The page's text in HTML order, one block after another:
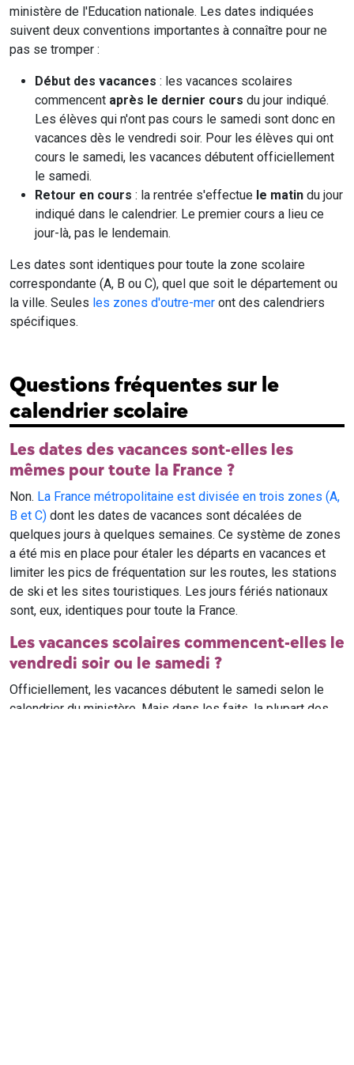
ministère de l'Education nationale. Les dates indiquées
suivent deux conventions importantes à connaître pour ne
pas se tromper :
Début des vacances : les vacances scolaires
commencent après le dernier cours du jour indiqué.
Les élèves qui n'ont pas cours le samedi sont donc en
vacances dès le vendredi soir. Pour les élèves qui ont
cours le samedi, les vacances débutent officiellement
le samedi.
Retour en cours : la rentrée s'effectue le matin du jour
indiqué dans le calendrier. Le premier cours a lieu ce
jour-là, pas le lendemain.
Les dates sont identiques pour toute la zone scolaire
correspondante (A, B ou C), quel que soit le département ou
la ville. Seules les zones d'outre-mer ont des calendriers
spécifiques.
Questions fréquentes sur le
calendrier scolaire
Les dates des vacances sont-elles les
mêmes pour toute la France ?
Non. La France métropolitaine est divisée en trois zones (A,
B et C) dont les dates de vacances sont décalées de
quelques jours à quelques semaines. Ce système de zones
a été mis en place pour étaler les départs en vacances et
limiter les pics de fréquentation sur les routes, les stations
de ski et les sites touristiques. Les jours fériés nationaux
sont, eux, identiques pour toute la France.
Les vacances scolaires commencent-elles le
vendredi soir ou le samedi ?
Officiellement, les vacances débutent le samedi selon le
calendrier du ministère. Mais dans les faits, la plupart des